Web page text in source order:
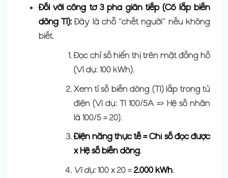
Đối với công tơ 3 pha gián tiếp (Có lắp biến
dòng TI):Đây là chỗ “chết người” nếu không
biết.
Đọc chỉ số hiển thị trên mặt đồng hồ
(Ví dụ: 100 kWh).
Xem tỉ số biến dòng (TI) lắp trong tủ
điện (Ví dụ: TI 100/5A => Hệ số nhân
là 100/5 = 20).
Điện năng thực tế = Chỉ số đọc được
x Hệ số biến dòng.
Ví dụ:100 x 20 = 2.000 kWh.